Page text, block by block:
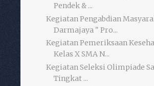
Pendek & ...
Kegiatan Pengabdian
Darmajaya " Pro...
Kegiatan Pemeriksaan
Kelas X SMA N...
Kegiatan Seleksi Olimpiade
Tingkat ...